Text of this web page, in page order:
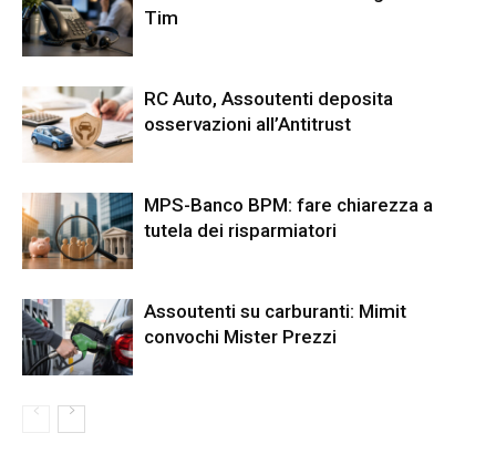
Tim
RC Auto, Assoutenti deposita
osservazioni all’Antitrust
MPS-Banco BPM: fare chiarezza a
tutela dei risparmiatori
Assoutenti su carburanti: Mimit
convochi Mister Prezzi